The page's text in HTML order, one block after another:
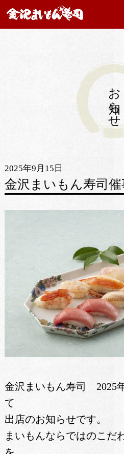
お知らせ
2025年9月15日
金沢まいもん寿司
金沢まいもん寿司 2025
て
出店のお知らせです。
まいもんならではのこだ